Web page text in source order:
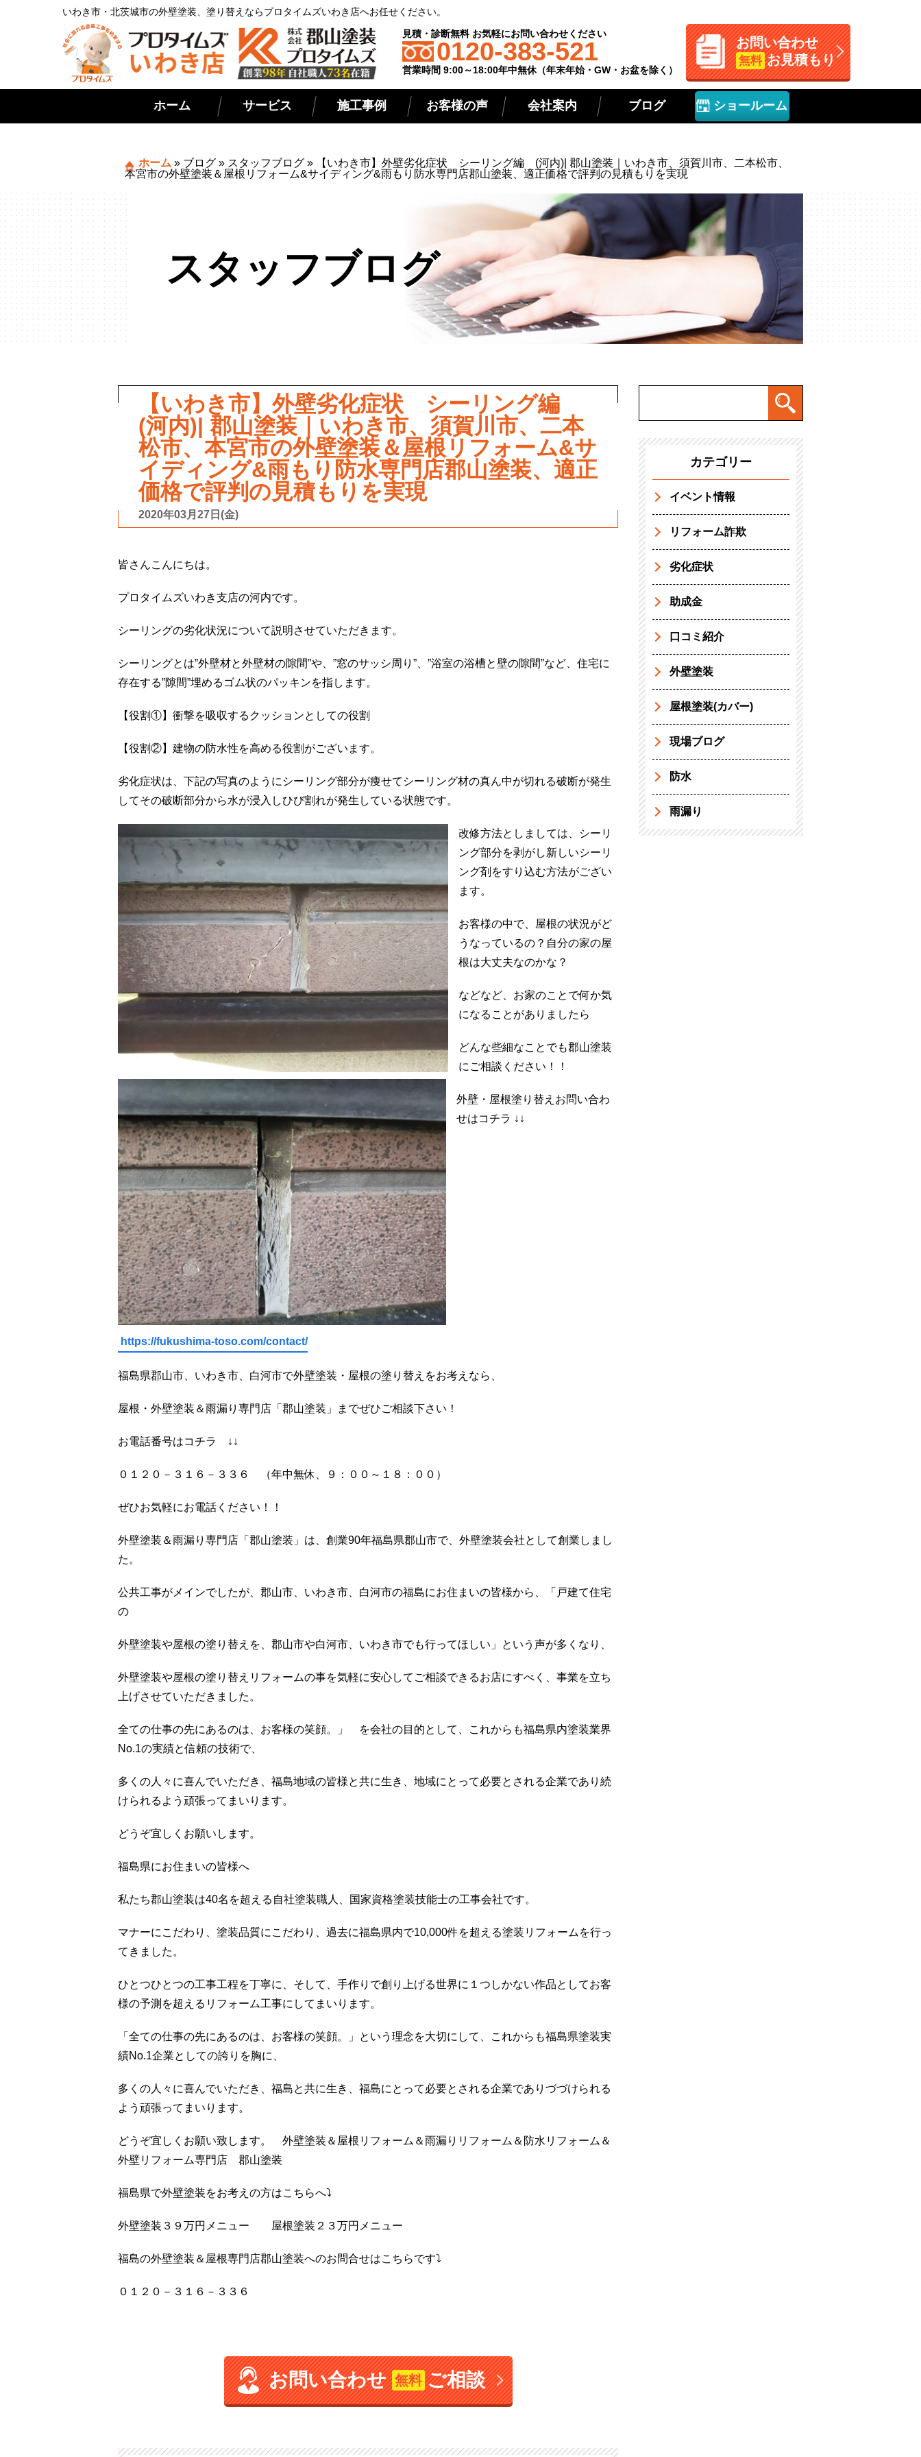
いわき市・北茨城市の外壁塗装、塗り替えならプロタイムズいわき店へお任せください。
見積・診断無料 お気軽にお問い合わせください
0120-383-521
営業時間 9:00～18:00年中無休（年末年始・GW・お盆を除く）
お問い合わせ
無料 お見積もり
ホーム サービス 施工事例 お客様の声 会社案内 ブログ ショールーム
ホーム » ブログ » スタッフブログ »
【いわき市】外壁劣化症状 シーリング編 (河内)| 郡山塗装｜いわき市、須賀川市、二本松市、
本宮市の外壁塗装＆屋根リフォーム&サイディング&雨もり防水専門店郡山塗装、適正価格で評判の見積もりを実現
スタッフブログ
【いわき市】外壁劣化症状 シーリング編
(河内)| 郡山塗装｜いわき市、須賀川市、二本
松市、本宮市の外壁塗装＆屋根リフォーム&サ
イディング&雨もり防水専門店郡山塗装、適正
価格で評判の見積もりを実現
2020年03月27日(金)
皆さんこんにちは。
プロタイムズいわき支店の河内です。
シーリングの劣化状況について説明させていただきます。
シーリングとは”外壁材と外壁材の隙間”や、”窓のサッシ周り”、”浴室の浴槽と壁の隙間”など、住宅に
存在する”隙間”埋めるゴム状のパッキンを指します。
【役割①】衝撃を吸収するクッションとしての役割
【役割②】建物の防水性を高める役割がございます。
劣化症状は、下記の写真のようにシーリング部分が痩せてシーリング材の真ん中が切れる破断が発生
してその破断部分から水が浸入しひび割れが発生している状態です。
改修方法としましては、シーリ
ング部分を剥がし新しいシーリ
ング剤をすり込む方法がござい
ます。
お客様の中で、屋根の状況がど
うなっているの？自分の家の屋
根は大丈夫なのかな？
などなど、お家のことで何か気
になることがありましたら
どんな些細なことでも郡山塗装
にご相談ください！！
外壁・屋根塗り替えお問い合わ
せはコチラ ↓↓
https://fukushima-toso.com/contact/
福島県郡山市、いわき市、白河市で外壁塗装・屋根の塗り替えをお考えなら、
屋根・外壁塗装＆雨漏り専門店「郡山塗装」までぜひご相談下さい！
お電話番号はコチラ ↓↓
０１２０－３１６－３３６ （年中無休、９：００～１８：００）
ぜひお気軽にお電話ください！！
外壁塗装＆雨漏り専門店「郡山塗装」は、創業90年福島県郡山市で、外壁塗装会社として創業しまし
た。
公共工事がメインでしたが、郡山市、いわき市、白河市の福島にお住まいの皆様から、「戸建て住宅
の
外壁塗装や屋根の塗り替えを、郡山市や白河市、いわき市でも行ってほしい」という声が多くなり、
外壁塗装や屋根の塗り替えリフォームの事を気軽に安心してご相談できるお店にすべく、事業を立ち
上げさせていただきました。
全ての仕事の先にあるのは、お客様の笑顔。」 を会社の目的として、これからも福島県内塗装業界
No.1の実績と信頼の技術で、
多くの人々に喜んでいただき、福島地域の皆様と共に生き、地域にとって必要とされる企業であり続
けられるよう頑張ってまいります。
どうぞ宜しくお願いします。
福島県にお住まいの皆様へ
私たち郡山塗装は40名を超える自社塗装職人、国家資格塗装技能士の工事会社です。
マナーにこだわり、塗装品質にこだわり、過去に福島県内で10,000件を超える塗装リフォームを行っ
てきました。
ひとつひとつの工事工程を丁寧に、そして、手作りで創り上げる世界に１つしかない作品としてお客
様の予測を超えるリフォーム工事にしてまいります。
「全ての仕事の先にあるのは、お客様の笑顔。」という理念を大切にして、これからも福島県塗装実
績No.1企業としての誇りを胸に、
多くの人々に喜んでいただき、福島と共に生き、福島にとって必要とされる企業でありづづけられる
よう頑張ってまいります。
どうぞ宜しくお願い致します。 外壁塗装＆屋根リフォーム＆雨漏りリフォーム＆防水リフォーム＆
外壁リフォーム専門店 郡山塗装
福島県で外壁塗装をお考えの方はこちらへ⤵
外壁塗装３９万円メニュー 屋根塗装２３万円メニュー
福島の外壁塗装＆屋根専門店郡山塗装へのお問合せはこちらです⤵
０１２０－３１６－３３６
お問い合わせ無料 ご相談
カテゴリー
イベント情報
リフォーム詐欺
劣化症状
助成金
口コミ紹介
外壁塗装
屋根塗装(カバー)
現場ブログ
防水
雨漏り